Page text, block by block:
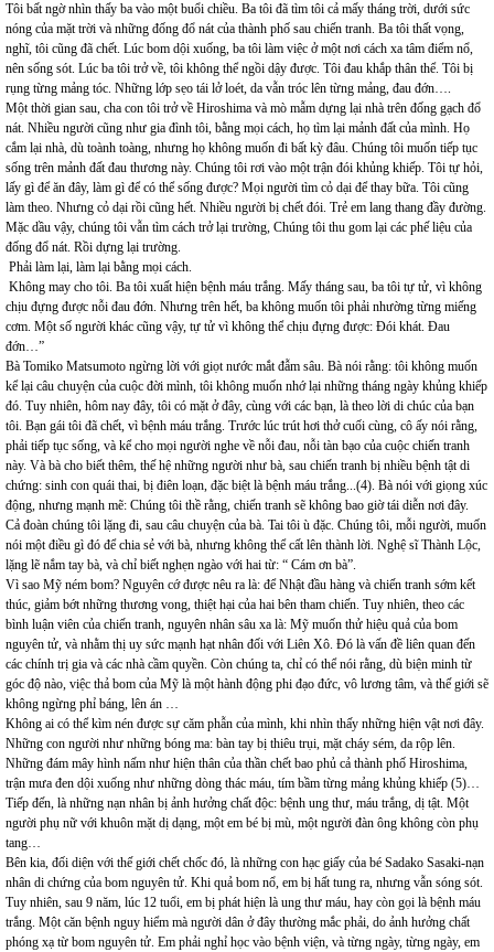
Tôi bất ngờ nhìn thấy ba vào một buổi chiều. Ba tôi đã tìm tôi cả mấy tháng trời, dưới sức
nóng của mặt trời và những đống đổ nát của thành phố sau chiến tranh. Ba tôi thất vọng,
nghĩ, tôi cũng đã chết. Lúc bom dội xuống, ba tôi làm việc ở một nơi cách xa tâm điểm nổ,
nên sống sót. Lúc ba tôi trở về, tôi không thể ngồi dậy được. Tôi đau khắp thân thể. Tôi bị
rụng từng mảng tóc. Những lớp sẹo tái lở loét, da vẫn tróc lên từng mảng, đau đớn….
Một thời gian sau, cha con tôi trở về Hiroshima và mò mẫm dựng lại nhà trên đống gạch đổ
nát. Nhiều người cũng như gia đình tôi, bằng mọi cách, họ tìm lại mảnh đất của mình. Họ
cắm lại nhà, dù toành toàng, nhưng họ không muốn đi bất kỳ đâu. Chúng tôi muốn tiếp tục
sống trên mảnh đất đau thương này. Chúng tôi rơi vào một trận đói khủng khiếp. Tôi tự hỏi,
lấy gì để ăn đây, làm gì để có thể sống được? Mọi người tìm cỏ dại để thay bữa. Tôi cũng
làm theo. Nhưng cỏ dại rồi cũng hết. Nhiều người bị chết đói. Trẻ em lang thang đầy đường.
Mặc dầu vậy, chúng tôi vẫn tìm cách trở lại trường, Chúng tôi thu gom lại các phế liệu của
đống đổ nát. Rồi dựng lại trường.
Phải làm lại, làm lại bằng mọi cách.
Không may cho tôi. Ba tôi xuất hiện bệnh máu trắng. Mấy tháng sau, ba tôi tự tử, vì không
chịu đựng được nỗi đau đớn. Nhưng trên hết, ba không muốn tôi phải nhường từng miếng
cơm. Một số người khác cũng vậy, tự tử vì không thể chịu đựng được: Đói khát. Đau
đớn…”
Bà Tomiko Matsumoto ngừng lời với giọt nước mắt đẫm sâu. Bà nói rằng: tôi không muốn
kể lại câu chuyện của cuộc đời mình, tôi không muốn nhớ lại những tháng ngày khủng khiếp
đó. Tuy nhiên, hôm nay đây, tôi có mặt ở đây, cùng với các bạn, là theo lời di chúc của bạn
tôi. Bạn gái tôi đã chết, vì bệnh máu trắng. Trước lúc trút hơi thở cuối cùng, cô ấy nói rằng,
phải tiếp tục sống, và kể cho mọi người nghe về nỗi đau, nỗi tàn bạo của cuộc chiến tranh
này. Và bà cho biết thêm, thế hệ những người như bà, sau chiến tranh bị nhiều bệnh tật di
chứng: sinh con quái thai, bị điên loạn, đặc biệt là bệnh máu trắng...(4). Bà nói với giọng xúc
động, nhưng mạnh mẽ: Chúng tôi thề rằng, chiến tranh sẽ không bao giờ tái diễn nơi đây.
Cả đoàn chúng tôi lặng đi, sau câu chuyện của bà. Tai tôi ù đặc. Chúng tôi, mỗi người, muốn
nói một điều gì đó để chia sẻ với bà, nhưng không thể cất lên thành lời. Nghệ sĩ Thành Lộc,
lặng lẽ nắm tay bà, và chỉ biết nghẹn ngào với hai từ: “ Cám ơn bà”.
Vì sao Mỹ ném bom? Nguyên cớ được nêu ra là: để Nhật đầu hàng và chiến tranh sớm kết
thúc, giảm bớt những thương vong, thiệt hại của hai bên tham chiến. Tuy nhiên, theo các
bình luận viên của chiến tranh, nguyên nhân sâu xa là: Mỹ muốn thử hiệu quả của bom
nguyên tử, và nhằm thị uy sức mạnh hạt nhân đối với Liên Xô. Đó là vấn đề liên quan đến
các chính trị gia và các nhà cầm quyền. Còn chúng ta, chỉ có thể nói rằng, dù biện minh từ
góc độ nào, việc thả bom của Mỹ là một hành động phi đạo đức, vô lương tâm, và thế giới sẽ
không ngừng phỉ báng, lên án …
Không ai có thể kìm nén được sự căm phẫn của mình, khi nhìn thấy những hiện vật nơi đây.
Những con người như những bóng ma: bàn tay bị thiêu trụi, mặt cháy sém, da rộp lên.
Những đám mây hình nấm như hiện thân của thần chết bao phủ cả thành phố Hiroshima,
trận mưa đen dội xuống như những dòng thác máu, tím bầm từng mảng khủng khiếp (5)…
Tiếp đến, là những nạn nhân bị ảnh hưởng chất độc: bệnh ung thư, máu trắng, dị tật. Một
người phụ nữ với khuôn mặt dị dạng, một em bé bị mù, một người đàn ông không còn phụ
tang…
Bên kia, đối diện với thế giới chết chốc đó, là những con hạc giấy của bé Sadako Sasaki-nạn
nhân di chứng của bom nguyên tử. Khi quả bom nổ, em bị hất tung ra, nhưng vẫn sóng sót.
Tuy nhiên, sau 9 năm, lúc 12 tuổi, em bị phát hiện là ung thư máu, hay còn gọi là bệnh máu
trắng. Một căn bệnh nguy hiểm mà người dân ở đây thường mắc phải, do ảnh hưởng chất
phóng xạ từ bom nguyên tử. Em phải nghỉ học vào bệnh viện, và từng ngày, từng ngày, em